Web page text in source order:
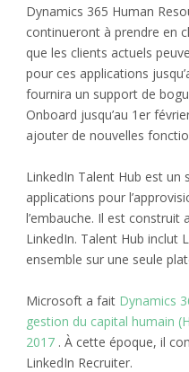
Dynamics 365 Human
continueront à prendre en
que les clients actuels
pour ces applications
fournira un support de
Onboard jusqu’au 1er
ajouter de nouvelles
LinkedIn Talent Hub est un
applications pour
l’embauche. Il est construit
LinkedIn. Talent Hub inclut
ensemble sur une seule
Microsoft a fait Dynamics
gestion du capital humain
2017 . À cette époque, il
LinkedIn Recruiter.